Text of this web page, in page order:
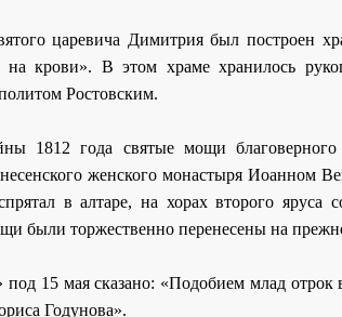
царевича Димитрия был построен
крови». В этом храме хранилось
Ростовским.
1812 года святые мощи
женского монастыря Иоанном
в алтаре, на хорах второго
были торжественно перенесены на
15 мая сказано: «Подобием млад отрок
Годунова».